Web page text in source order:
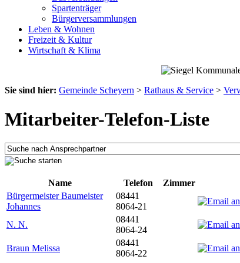
Spartenträger
Bürgerversammlungen
Leben & Wohnen
Freizeit & Kultur
Wirtschaft & Klima
Sie sind hier: Gemeinde Scheyern > Rathaus & Service >
Mitarbeiter-Telefon-Liste
Name
Telefon Zimmer
Bürgermeister Baumeister
Johannes
08441
8064-21
N. N.
08441
8064-24
Braun Melissa
08441
8064-22